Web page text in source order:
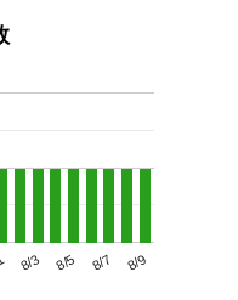
8/3 8/5 8/7 8/9